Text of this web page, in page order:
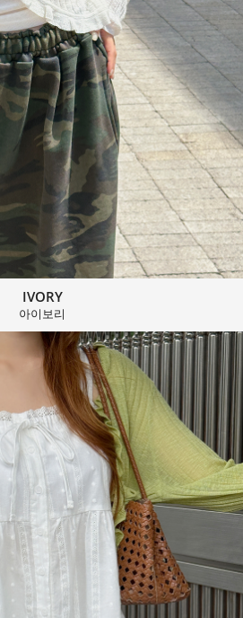
IVORY
아이보리